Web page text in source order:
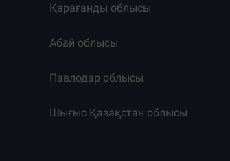
Қарағанды облысы
Абай облысы
Павлодар облысы
Шығыс Қазақстан облысы